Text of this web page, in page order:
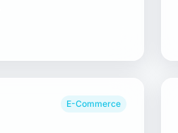
E-Commerce